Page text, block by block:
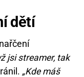
dětí
jsi streamer, tak
„Kde máš